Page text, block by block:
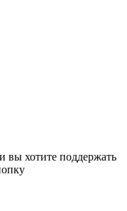
вы хотите поддержать